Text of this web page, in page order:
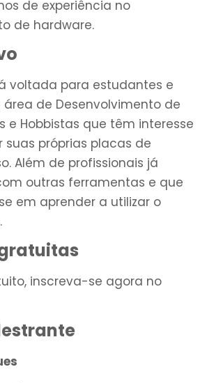
de experiência no
de hardware.
voltada para estudantes e
de Desenvolvimento de
e Hobbistas que têm interesse
suas próprias placas de
Além de profissionais já
outras ferramentas e que
em aprender a utilizar o
inscreva-se agora no